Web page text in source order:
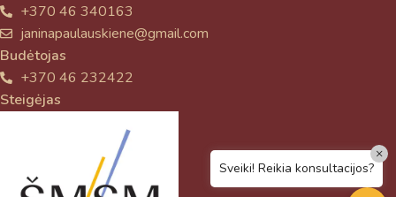
+370 46 340163
janinapaulauskiene@gmail.com
Budėtojas
+370 46 232422
Steigėjas
Sveiki! Reikia konsultacijos?
×